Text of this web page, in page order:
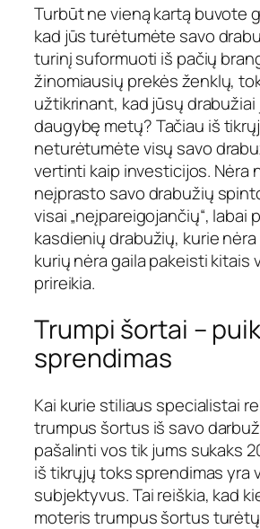
Turbūt ne vieną kartą buvote
kad jūs turėtumėte savo
turinį suformuoti iš pačių
žinomiausių prekės ženklų,
užtikrinant, kad jūsų
daugybę metų? Tačiau iš
neturėtumėte visų savo
vertinti kaip investicijos. Nėra
neįprasto savo drabužių
visai „neįpareigojančių“, labai
kasdienių drabužių, kurie
kurių nėra gaila pakeisti kitais
prireikia.
Trumpi šortai –
sprendimas
Kai kurie stiliaus specialistai
trumpus šortus iš savo
pašalinti vos tik jums sukaks
iš tikrųjų toks sprendimas yra
subjektyvus. Tai reiškia, kad
moteris trumpus šortus